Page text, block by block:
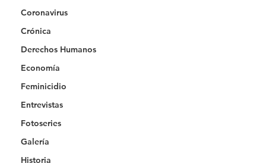
Coronavirus
Crónica
Derechos Humanos
Economía
Feminicidio
Entrevistas
Fotoseries
Galería
Historia